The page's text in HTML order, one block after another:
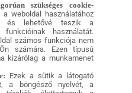
szükséges cookie-
weboldal használatához
és lehetővé teszik a
funkcióinak használatát.
számos funkciója nem
számára. Ezen típusú
kizárólag a munkamenet
Ezek a sütik a látogató
a böngésző nyelvét, a